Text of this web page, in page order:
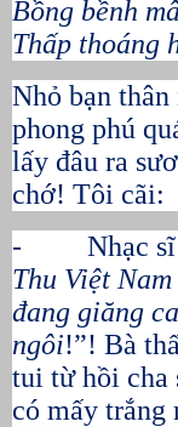
Bồng bềnh
Thấp thoáng
Nhỏ bạn
phong phú
lấy đâu ra
chớ! Tôi cãi:
- Nhạc sĩ
Thu Việt
đang giăng
ngôi!”! Bà
tui từ hồi cha
có mấy trắng